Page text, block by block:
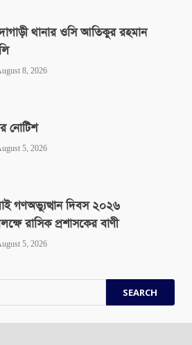
থানার ওসি আতিকুর রহমান
8, 2026
নোটিশ
5, 2026
গণঅভ্যুত্থান দিবস ২০২৬
রাসিক প্রশাসকের বাণী
5, 2026